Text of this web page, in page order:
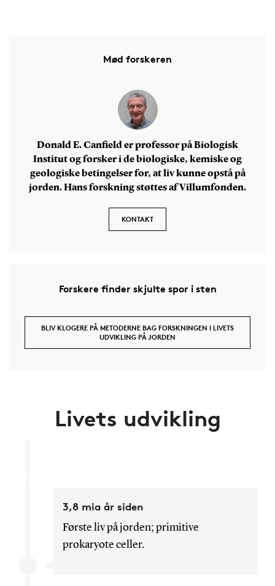
Mød forskeren
Donald E. Canfield er professor på Biologisk
Institut og forsker i de biologiske, kemiske og
geologiske betingelser for, at liv kunne opstå på
jorden. Hans forskning støttes af Villumfonden.
KONTAKT
Forskere finder skjulte spor i sten
BLIV KLOGERE PÅ METODERNE BAG FORSKNINGEN I LIVETS
UDVIKLING PÅ JORDEN
Livets udvikling
3,8 mia år siden
Første liv på jorden; primitive
prokaryote celler.